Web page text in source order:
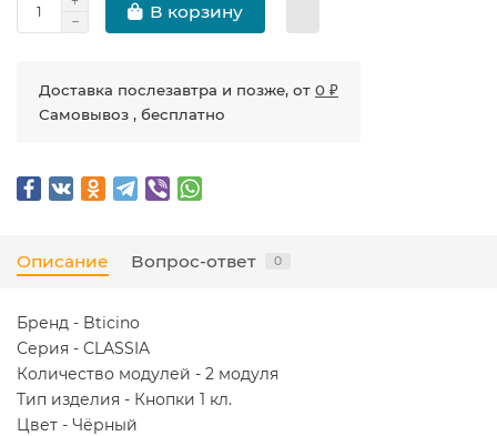
В корзину
Доставка послезавтра и позже, от 0 ₽
Самовывоз , бесплатно
Описание Вопрос-ответ 0
Бренд - Bticino
Серия - CLASSIA
Количество модулей - 2 модуля
Тип изделия - Кнопки 1 кл.
Цвет - Чёрный